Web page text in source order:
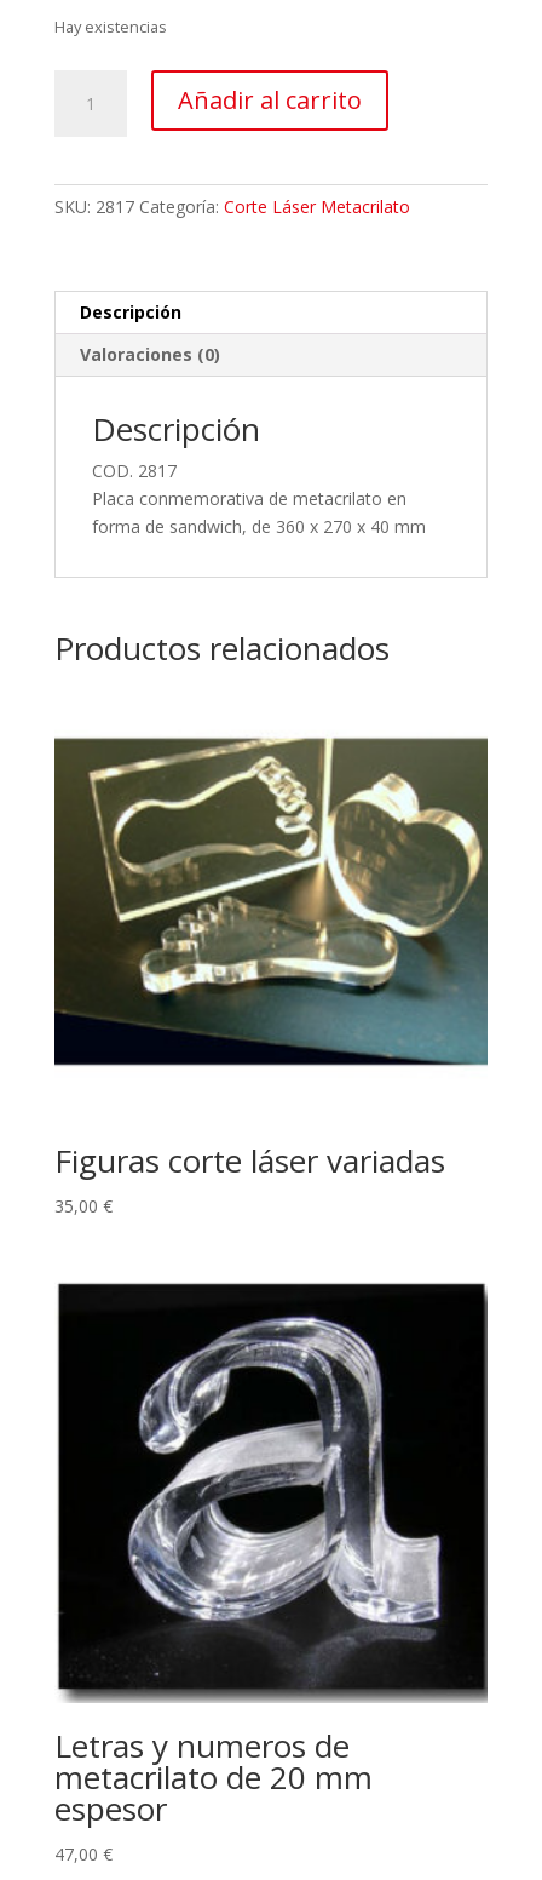
Hay existencias
conmemorativa Añadir al carrito
SKU: 2817 Categoría: Corte Láser Metacrilato
Descripción
Valoraciones (0)
Descripción
COD. 2817
Placa conmemorativa de metacrilato en
forma de sandwich, de 360 x 270 x 40 mm
Productos relacionados
Figuras corte láser variadas
35,00 €
Letras y numeros de
metacrilato de 20 mm
espesor
47,00 €